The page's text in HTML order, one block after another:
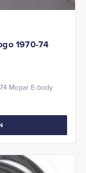
1970-74
Mopar E-body